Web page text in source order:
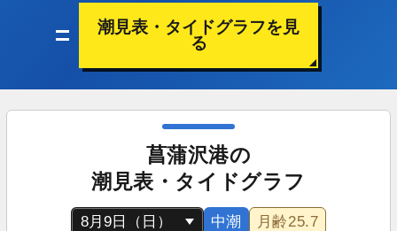
潮見表・タイドグラフを見
る
菖蒲沢港の
潮見表・タイドグラフ
中潮 月齢25.7